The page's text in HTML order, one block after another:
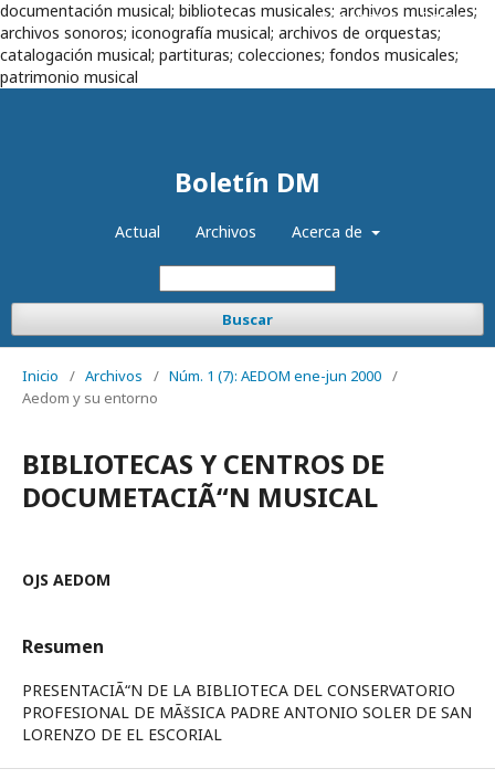
documentación musical; bibliotecas musicales; archivos musicales;
archivos sonoros; iconografía musical; archivos de orquestas;
catalogación musical; partituras; colecciones; fondos musicales;
patrimonio musical
Boletín DM
Actual Archivos Acerca de
Buscar
Registrarse Entrar
Inicio / Archivos / Núm. 1 (7): AEDOM ene-jun 2000 /
Aedom y su entorno
BIBLIOTECAS Y CENTROS DE
DOCUMETACIÃ“N MUSICAL
OJS AEDOM
Resumen
PRESENTACIÃ“N DE LA BIBLIOTECA DEL CONSERVATORIO
PROFESIONAL DE MÃšSICA PADRE ANTONIO SOLER DE SAN
LORENZO DE EL ESCORIAL